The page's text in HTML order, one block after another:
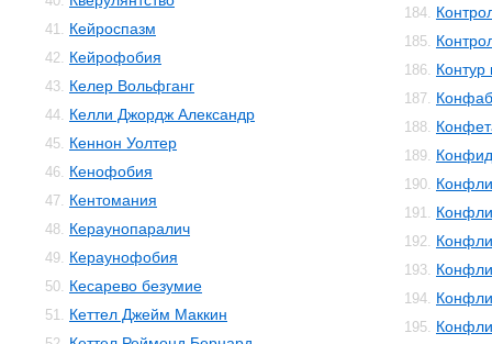
41. Кейроспазм
42. Кейрофобия
43. Келер Вольфганг
44. Келли Джордж Александр
45. Кеннон Уолтер
46. Кенофобия
47. Кентомания
48. Кераунопаралич
49. Кераунофобия
50. Кесарево безумие
51. Кеттел Джейм Маккин
184.
185.
186. Контур
187.
188.
189.
190.
191.
192.
193.
194.
195.